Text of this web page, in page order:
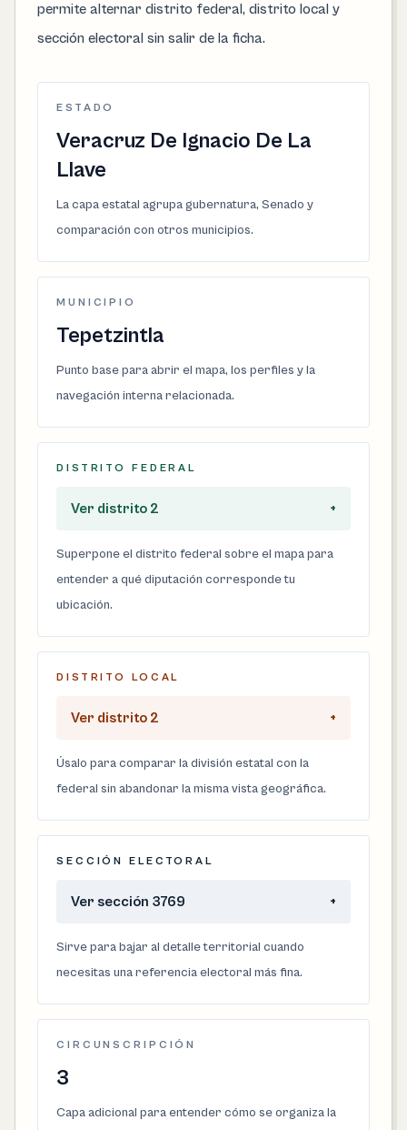
permite alternar distrito federal, distrito local y
sección electoral sin salir de la ficha.
ESTADO
Veracruz De Ignacio De La
Llave
La capa estatal agrupa gubernatura, Senado y
comparación con otros municipios.
MUNICIPIO
Tepetzintla
Punto base para abrir el mapa, los perfiles y la
navegación interna relacionada.
DISTRITO FEDERAL
Ver distrito 2 +
Superpone el distrito federal sobre el mapa para
entender a qué diputación corresponde tu
ubicación.
DISTRITO LOCAL
Ver distrito 2 +
Úsalo para comparar la división estatal con la
federal sin abandonar la misma vista geográfica.
SECCIÓN ELECTORAL
Ver sección 3769 +
Sirve para bajar al detalle territorial cuando
necesitas una referencia electoral más fina.
CIRCUNSCRIPCIÓN
3
Capa adicional para entender cómo se organiza la